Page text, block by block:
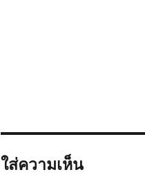
ใส่ความเห็น